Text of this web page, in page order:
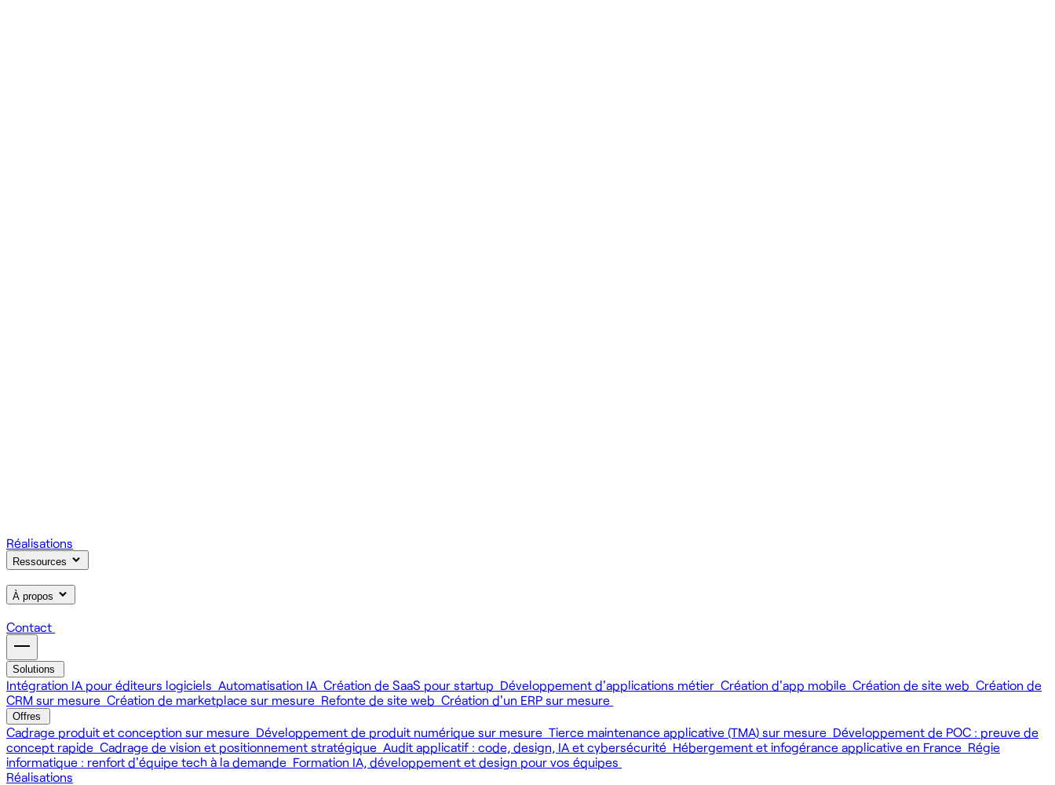
Réalisations
Ressources
À propos
Contact
Solutions
Intégration IA pour éditeurs logiciels Automatisation IA Création de SaaS pour startup Développement d'applications métier Création d'app mobile Création de site web Création de
CRM sur mesure Création de marketplace sur mesure Refonte de site web Création d'un ERP sur mesure
Offres
Cadrage produit et conception sur mesure Développement de produit numérique sur mesure Tierce maintenance applicative (TMA) sur mesure Développement de POC : preuve de
concept rapide Cadrage de vision et positionnement stratégique Audit applicatif : code, design, IA et cybersécurité Hébergement et infogérance applicative en France Régie
informatique : renfort d'équipe tech à la demande Formation IA, développement et design pour vos équipes
Réalisations